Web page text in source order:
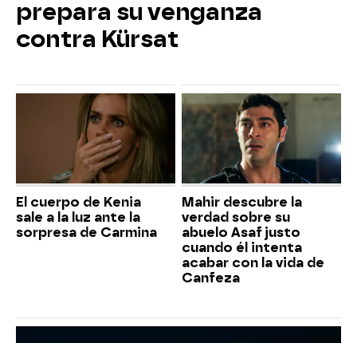
prepara su venganza
contra Kürsat
El cuerpo de Kenia
sale a la luz ante la
sorpresa de Carmina
Mahir descubre la
verdad sobre su
abuelo Asaf justo
cuando él intenta
acabar con la vida de
Canfeza